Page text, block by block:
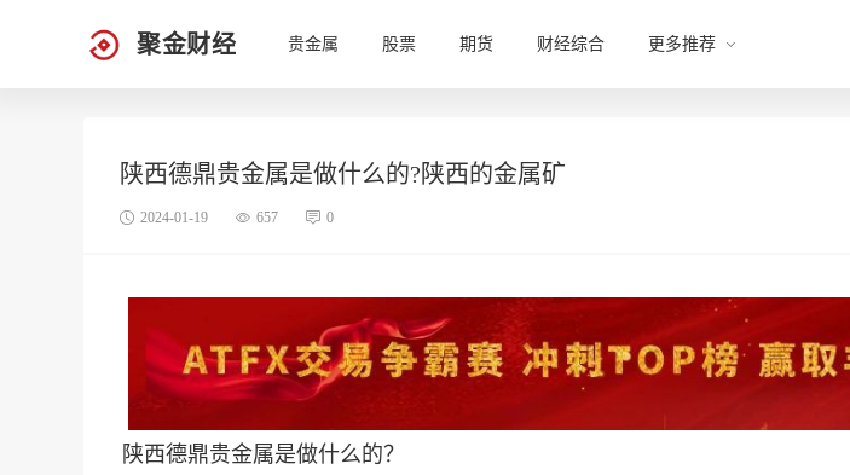
聚金财经 贵金属 股票 期货 财经综合 更多推荐
陕西德鼎贵金属是做什么的?陕西的金属矿
2024-01-19 657 0
陕西德鼎贵金属是做什么的？